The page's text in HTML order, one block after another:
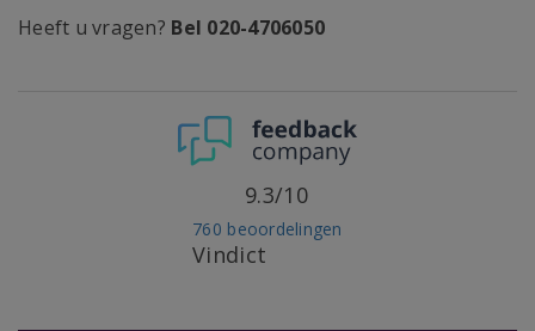
Heeft u vragen? Bel 020-4706050
Vindict
760 beoordelingen
9.3/10